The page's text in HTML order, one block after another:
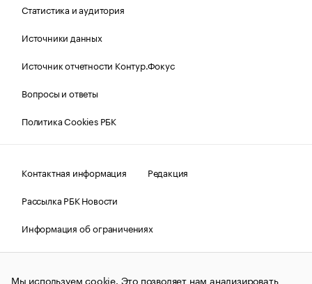
Статистика и аудитория
Источники данных
Источник отчетности Контур.Фокус
Вопросы и ответы
Политика Cookies РБК
Контактная информация
Редакция
Рассылка РБК Новости
Информация об ограничениях
Правовая информация
О соблюдении авторских прав
Мы используем cookie. Это позволяет нам анализировать